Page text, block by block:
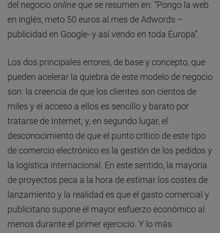
del negocioonline que se resumen en: “Pongo la web
en inglés, meto 50 euros al mes de Adwords –
publicidad en Google- y así vendo en toda Europa”.
Los dos principales errores, de base y concepto, que
pueden acelerar la quiebra de este modelo de negocio
son: la creencia de que los clientes son cientos de
miles y el acceso a ellos es sencillo y barato por
tratarse de Internet; y, en segundo lugar, el
desconocimiento de que el punto crítico de este tipo
de comercio electrónico es la gestión de los pedidos y
la logística internacional. En este sentido, la mayoría
de proyectos peca a la hora de estimar los costes de
lanzamiento y la realidad es que el gasto comercial y
publicitario supone el mayor esfuerzo económico al
menos durante el primer ejercicio. Y lo más